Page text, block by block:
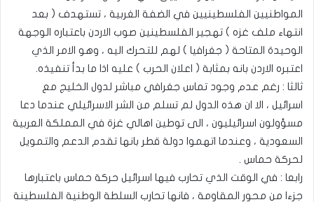
المواطنيين الفلسطينيين في الضفة الغربية ، تستهدف ( بعد
انتهاء ملف غزه ) تهجير الفلسطينين صوب الاردن باعتباره الوجهة
الوحيدة المتاحة ( جغرافيا ) لهم للتحرك اليه ، وهو الامر الذي
اعتبره الاردن بانه بمثابة ( اعلان الحرب ) عليه اذا ما بدأ تنفيذه.
ثالثا : رغم عدم وجود تماس جغرافي مباشر لدول الخليج مع
اسرائيل ، الا ان هذه الدول لم تسلم من الشر الاسرائيلي عندما دعا
مسؤولون اسرائيليون ، الى توطين اهالي غزة في المملكة العربية
السعودية ، وعندما اتهموا دولة قطر بانها تقدم الدعم والتمويل
لحركة حماس .
رابعا : في الوقت الذي تحارب فيها اسرائيل حركة حماس باعتبارها
جزءا من محور المقاومة ، فانها تحارب السلطة الوطنية الفلسطينة